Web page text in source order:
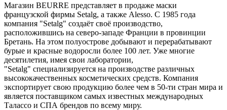
Магазин BEURRE представляет в продаже маски
французской фирмы Setalg, а также Alesso. C 1985 года
компания "Setalg" создаёт своё производство,
расположившись на северо-западе Франции в провинции
Бретань. На этом полуострове добывают и перерабатывают
бурые и красные водоросли более 100 лет. Уже многие
десятилетия, имея свои лаборатории,
"Setalg" специализируется на производстве различных
высококачественных косметических средств. Компания
экспортирует свою продукцию более чем в 50-ти стран мира и
является поставщиком самых известных международных
Талассо и СПА брендов по всему миру.